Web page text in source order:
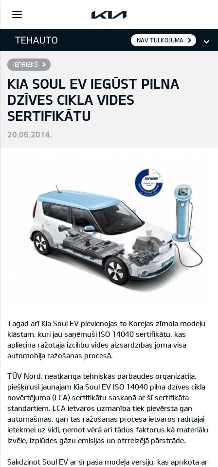
NAV TULKOJUMA
IEPRIEKŠ
KIA SOUL EV IEGŪST PILNA
DZĪVES CIKLA VIDES
SERTIFIKĀTU
20.06.2014.
Tagad arī Kia Soul EV pievienojas to Korejas zīmola modeļu
klāstam, kuri jau saņēmuši ISO 14040 sertifikātu, kas
apliecina ražotāja izcilību vides aizsardzības jomā visā
automobiļa ražošanas procesā.
TÜV Nord, neatkarīga tehniskās pārbaudes organizācija,
piešķīrusi jaunajam Kia Soul EV ISO 14040 pilna dzīves cikla
novērtējuma (LCA) sertifikātu saskaņā ar šī sertifikāta
standartiem. LCA ietvaros uzmanība tiek pievērsta gan
automašīnas, gan tās ražošanas procesa ietvaros radītajai
ietekmei uz vidi, ņemot vērā arī tādus faktorus kā materiālu
izvēle, izplūdes gāzu emisijas un otrreizējā pārstrāde.
Salīdzinot Soul EV ar šī paša modeļa versiju, kas aprīkota ar